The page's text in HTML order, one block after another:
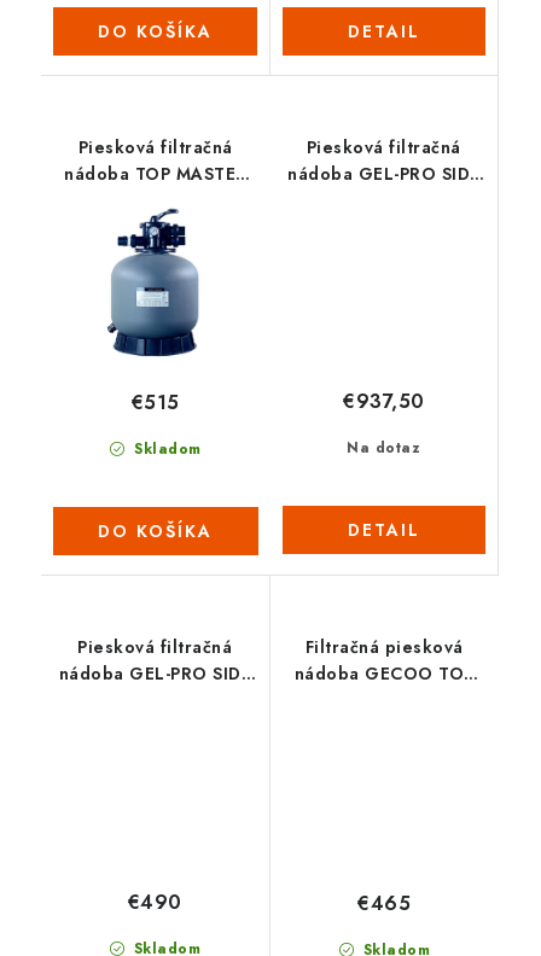
DO KOŠÍKA DETAIL
Piesková filtračná
nádoba TOP MASTER
Skladom
€515
DO KOŠÍKA
Piesková filtračná
nádoba GEL-PRO SIDE
Na dotaz
€937,50
DETAIL
Piesková filtračná
nádoba GEL-PRO SIDE
Skladom
€490
Filtračná piesková
nádoba GECOO TOP
Skladom
€465